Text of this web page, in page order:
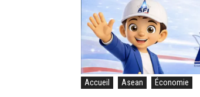
Accueil Asean Économie